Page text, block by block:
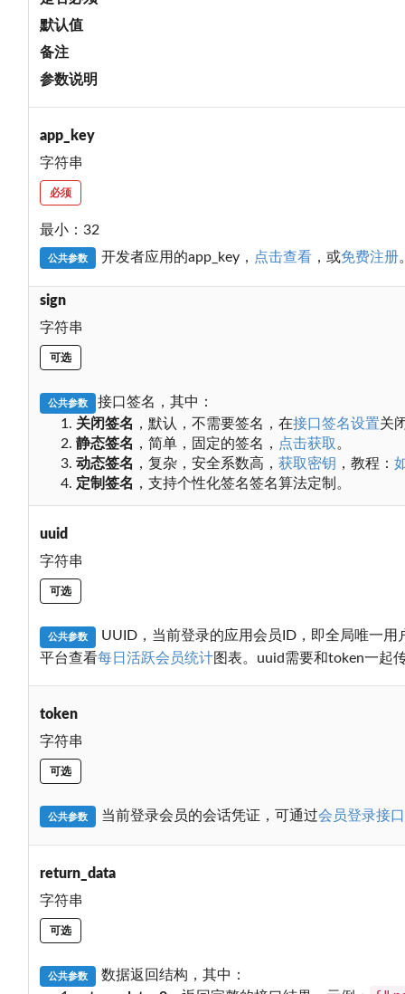
默认值
备注
参数说明
app_key
字符串
必须
最小：32
公共参数 开发者应用的app_key， 点击查看，或免费注册
sign
字符串
可选
公共参数
接口签名，其中：
关闭签名 ，默认，不需要签名，在接口签名设置关
静态签名 ，简单，固定的签名， 点击获取。
动态签名 ，复杂，安全系数高， 获取密钥 ，教程：
定制签名 ，支持个性化签名签名算法定制。
uuid
字符串
可选
公共参数
UUID，当前登录的应用会员ID，即全局唯一用
平台查看每日活跃会员统计图表。uuid需要和token一起
token
字符串
可选
公共参数 当前登录会员的会话凭证，可通过会员登录接口
return_data
字符串
可选
公共参数
数据返回结构，其中：